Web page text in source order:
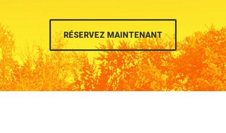
RÉSERVEZ MAINTENANT